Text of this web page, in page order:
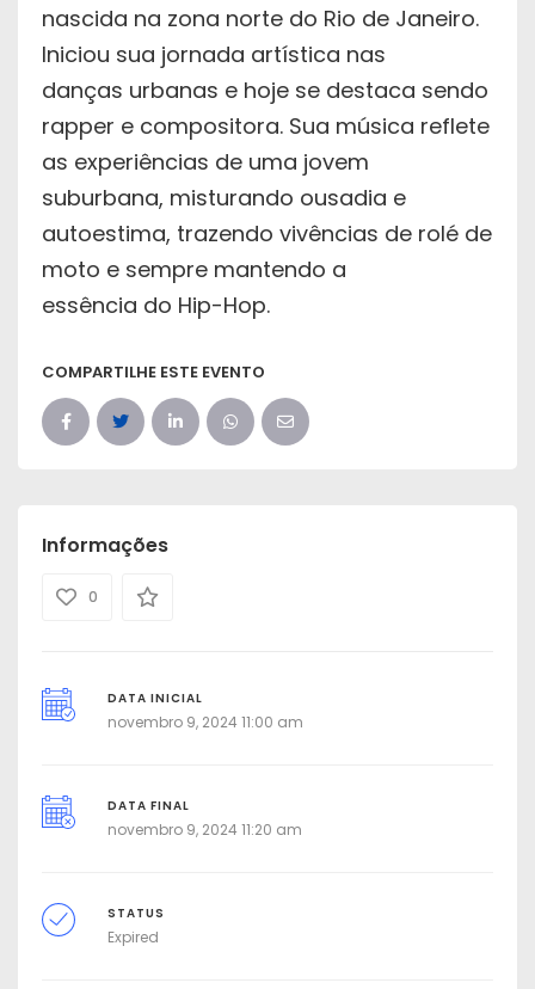
nascida na zona norte do Rio de Janeiro.
Iniciou sua jornada artística nas
danças urbanas e hoje se destaca sendo
rapper e compositora. Sua música reflete
as experiências de uma jovem
suburbana, misturando ousadia e
autoestima, trazendo vivências de rolé de
moto e sempre mantendo a
essência do Hip-Hop.
COMPARTILHE ESTE EVENTO
Informações
0
DATA INICIAL
novembro 9, 2024 11:00 am
DATA FINAL
novembro 9, 2024 11:20 am
STATUS
Expired